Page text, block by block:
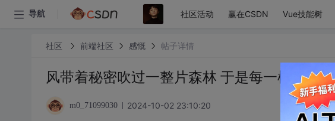
导航 社区活动 赢在CSDN Vue技能树
社区 前端社区 感慨 帖子详情
风带着秘密吹过一整片森林 于是每一棵树都知
m0_71099030 2024-10-02 23:10:20